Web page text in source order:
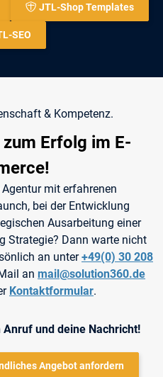
JTL-Shop Templates
SEO
& Kompetenz.
Erfolg im E-
mit erfahrenen
bei der Entwicklung
Ausarbeitung einer
Strategie? Dann warte nicht
an unter+49(0) 30 208
an mail@solution360.de
Kontaktformular.
und deine Nachricht!
Angebot anfordern